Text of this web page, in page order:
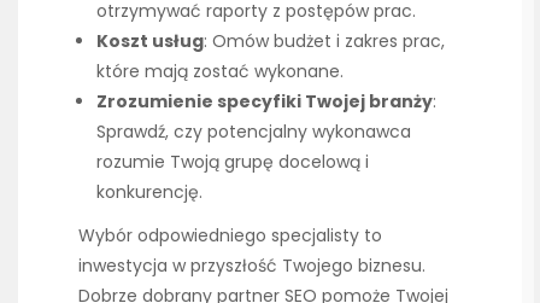
otrzymywać raporty z postępów prac.
Koszt usług: Omów budżet i zakres prac,
które mają zostać wykonane.
Zrozumienie specyfiki Twojej branży:
Sprawdź, czy potencjalny wykonawca
rozumie Twoją grupę docelową i
konkurencję.
Wybór odpowiedniego specjalisty to
inwestycja w przyszłość Twojego biznesu.
Dobrze dobrany partner SEO pomoże Twojej